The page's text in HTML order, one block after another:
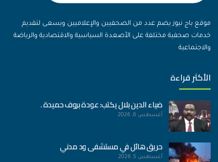
موقع باج نيوز يضم عدد من الصحفيين والإعلاميين ويسعى لتقديم
خدمات صحفية مختلفة على الأصعدة السياسية والاقتصادية والرياضة
والاجتماعية
الأكثر قراءة
ضياء الدين بلال يكتب: عودة بروف حميدة .
أغسطس 6, 2026
حريق هائل في مستشفى ود مدني
أغسطس 5, 2026